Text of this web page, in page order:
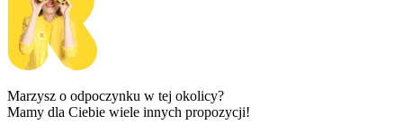
Marzysz o odpoczynku w tej okolicy?
Mamy dla Ciebie wiele innych propozycji!